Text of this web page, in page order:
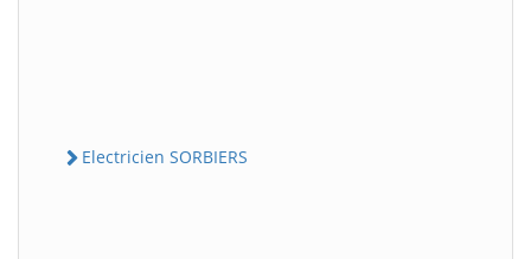
Electricien SORBIERS